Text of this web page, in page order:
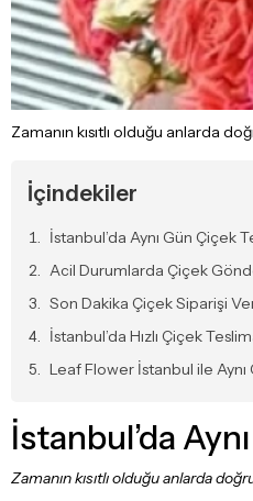
Zamanın kısıtlı olduğu anlarda
İçindekiler
İstanbul’da Aynı Gün Çiçek
Acil Durumlarda Çiçek
Son Dakika Çiçek Siparişi
İstanbul’da Hızlı Çiçek
Leaf Flower İstanbul ile
İstanbul’da
Zamanın kısıtlı olduğu anlarda